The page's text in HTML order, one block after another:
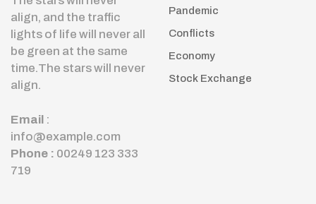
align, and the traffic
lights of life will never all
be green at the same
time.The stars will never
align.
Email :
info@example.com
Phone : 00249 123 333
719
Pandemic
Conflicts
Economy
Stock Exchange